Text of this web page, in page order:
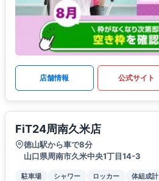
店舗情報 公式サイト
FiT24周南久米店
徳山駅から車で8分
山口県周南市久米中央1丁目14-3
駐車場 シャワー ロッカー 体組成計